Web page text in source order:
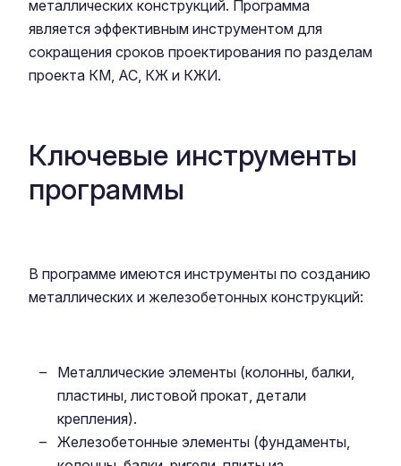
металлических конструкций. Программа
является эффективным инструментом для
сокращения сроков проектирования по разделам
проекта КМ, АС, КЖ и КЖИ.
Ключевые инструменты
программы
В программе имеются инструменты по созданию
металлических и железобетонных конструкций:
Металлические элементы (колонны, балки,
пластины, листовой прокат, детали
крепления).
Железобетонные элементы (фундаменты,